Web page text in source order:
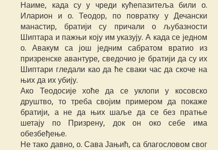
Наиме, када су у чреди кућепазитеља били о.
Иларион и о. Теодор, по повратку у Дечански
манастир, братији су причали о љубазности
Шиптара и пажњи коју им указују. А када се једном
о. Авакум са још једним сабратом вратио из
призренске авантуре, сведочио је братији да су их
Шиптари гледали као да ће сваки час да скоче на
њих да их убију.
Ако Теодосије хоће да се уклопи у косовско
друштво, то треба својим примером да покаже
братији, а не да њих шаље да се без пратње
шетају по Призрену, док он око себе има
обезбеђење.
Не тако давно, о. Сава Јањић, са благословом свог